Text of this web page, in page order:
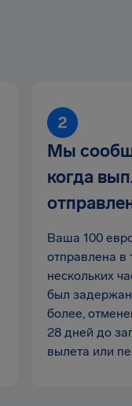
Мы
когда
Ваша 100
отправлена в
нескольких
был
более,
28 дней до
вылета или